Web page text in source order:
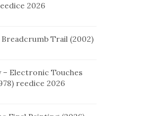
2026
Trail (2002)
– Electronic Touches
reedice 2026